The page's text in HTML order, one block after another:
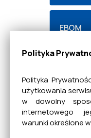
EBOM
Mienie
Polityka
Polityka
użytkowania
w dowolny
internetowego
warunki określone